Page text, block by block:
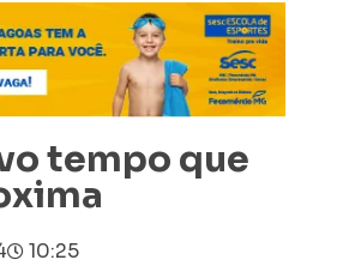
tempo que
10:25